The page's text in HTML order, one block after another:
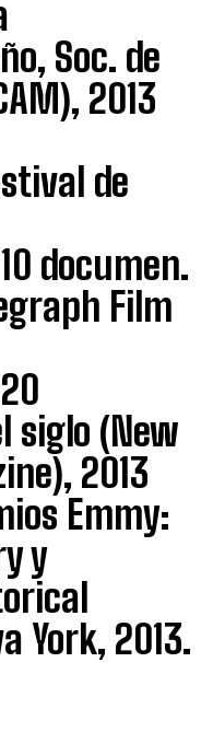
Soc. de
2013
de
documen.
Film
siglo (New
2013
Emmy:
y
York, 2013.